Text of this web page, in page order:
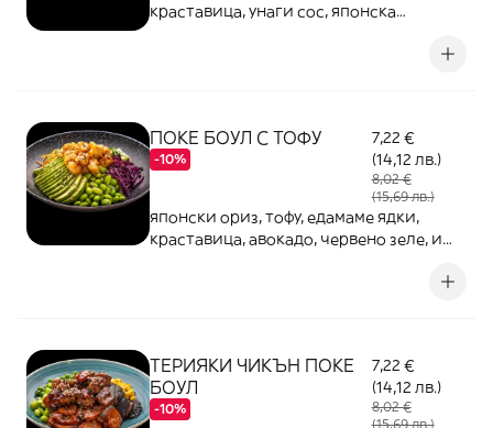
краставица, унаги сос, японска
ПОКЕ БОУЛ С ТОФУ
-10%
7,22 €
(14,12 лв.)
8,02 €
(15,69 лв.)
японски ориз, тофу, едамаме ядки,
краставица, авокадо, червено зеле, и
ТЕРИЯКИ ЧИКЪН ПОКЕ
БОУЛ
-10%
7,22 €
(14,12 лв.)
8,02 €
(15,69 лв.)